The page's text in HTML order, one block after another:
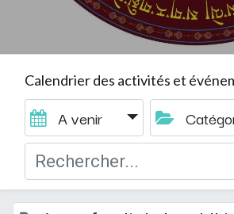
Calendrier des activités et
A venir